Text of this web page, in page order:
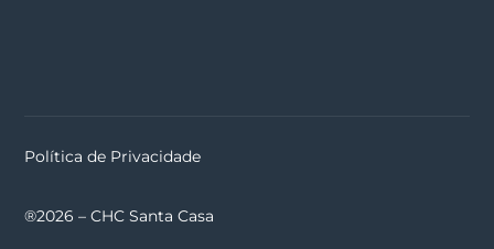
Política de Privacidade
®2026 – CHC Santa Casa